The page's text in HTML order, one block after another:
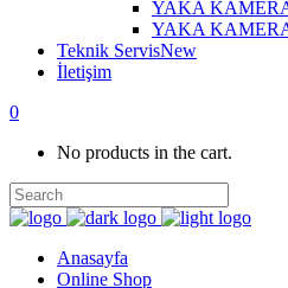
YAKA
YAKA
Teknik ServisNew
İletişim
0
No products in the cart.
Anasayfa
Online Shop